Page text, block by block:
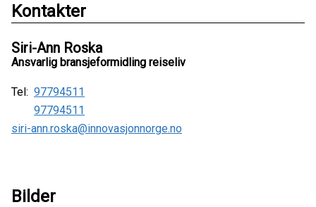
Kontakter
Siri-Ann Roska
Ansvarlig bransjeformidling reiseliv
Tel: 97794511
97794511
siri-ann.roska@innovasjonnorge.no
Bilder